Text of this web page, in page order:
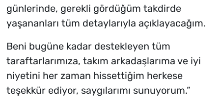
günlerinde, gerekli gördüğüm takdirde
yaşananları tüm detaylarıyla açıklayacağım.
Beni bugüne kadar destekleyen tüm
taraftarlarımıza, takım arkadaşlarıma ve iyi
niyetini her zaman hissettiğim herkese
teşekkür ediyor, saygılarımı sunuyorum.”